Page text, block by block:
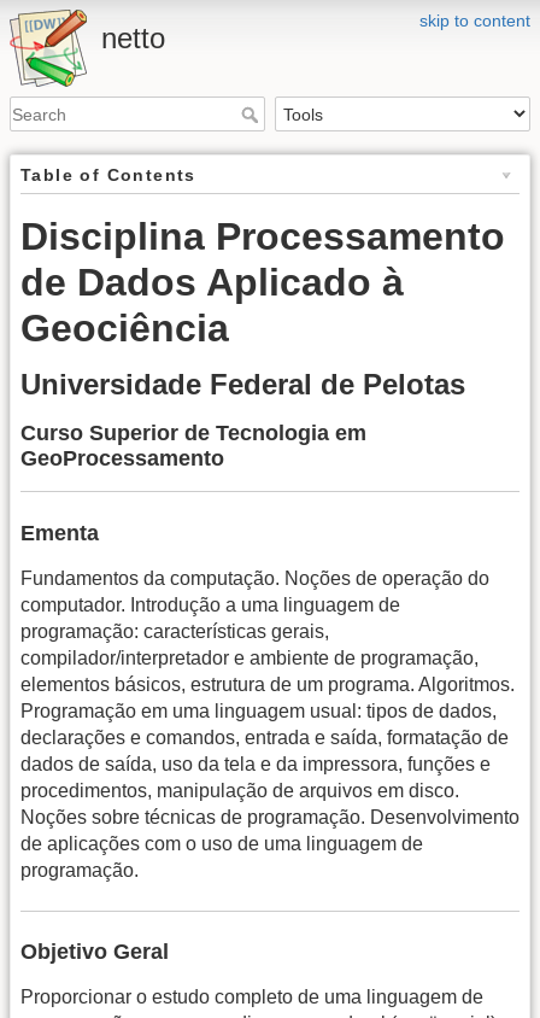
skip to content
netto
Table of Contents
Disciplina Processamento
de Dados Aplicado à
Geociência
Universidade Federal de Pelotas
Curso Superior de Tecnologia em
GeoProcessamento
Ementa
Fundamentos da computação. Noções de operação do
computador. Introdução a uma linguagem de
programação: características gerais,
compilador/interpretador e ambiente de programação,
elementos básicos, estrutura de um programa. Algoritmos.
Programação em uma linguagem usual: tipos de dados,
declarações e comandos, entrada e saída, formatação de
dados de saída, uso da tela e da impressora, funções e
procedimentos, manipulação de arquivos em disco.
Noções sobre técnicas de programação. Desenvolvimento
de aplicações com o uso de uma linguagem de
programação.
Objetivo Geral
Proporcionar o estudo completo de uma linguagem de